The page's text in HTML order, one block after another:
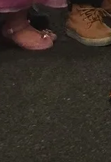
Share